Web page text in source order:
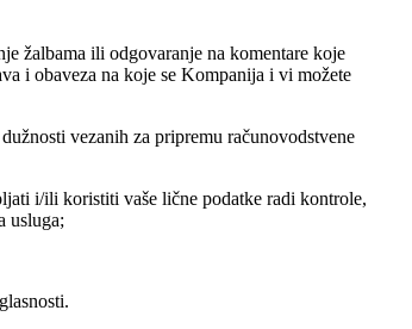
žalbama ili odgovaranje na komentare koje
i obaveza na koje se Kompanija i vi možete
vezanih za pripremu računovodstvene
i/ili koristiti vaše lične podatke radi kontrole,
usluga;